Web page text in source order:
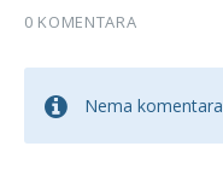
0 KOMENTARA
Nema komentara